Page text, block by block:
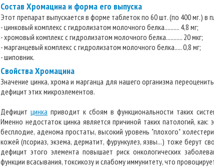
Состав Хромацина и форма его выпуска
Этот препарат выпускается в форме таблеток по 60 шт. (по 400 мг.) в
- цинковый комплекс с гидролизатом молочного белка.......... 4,8 мг;
- хромовый комплекс с гидролизатом молочного белка........... 20 мкг;
- марганцевый комплекс с гидролизатом молочного белка..... 0,8 мг;
- шиповник.
Свойства Хромацина
Значение цинка, хрома и марганца для нашего организма
дефицит этих микроэлементов.
Дефицит цинка приводит к сбоям в функциональности таких
Именно недостаток цинка является причиной таких патологий, как:
бесплодие, аденома простаты, высокий уровень "плохого"
кожей (псориаз, экзема, дерматит, фурункулез, язвы...) тоже берут
дефицит этого элемента повышает риск онкологических
функции всасывания, токсикозу и слабому иммунитету, что